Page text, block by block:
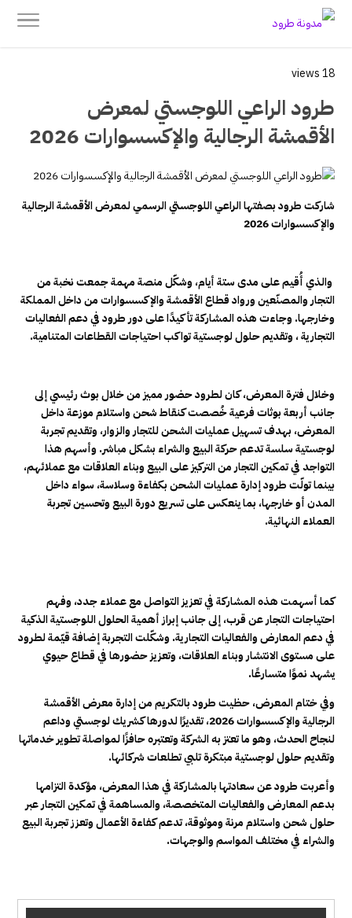
18 views
طرود الراعي اللوجستي لمعرض
الأقمشة الرجالية والإكسسوارات 2026
شاركت طرود بصفتها الراعي اللوجستي الرسمي لمعرض الأقمشة الرجالية
والإكسسوارات 2026
والذي أُقيم على مدى ستة أيام، وشكّل منصة مهمة جمعت نخبة من
التجار والمصنّعين ورواد قطاع الأقمشة والإكسسوارات من داخل المملكة
وخارجها. وجاءت هذه المشاركة تأكيدًا على دور طرود في دعم الفعاليات
التجارية ، وتقديم حلول لوجستية تواكب احتياجات القطاعات المتنامية.
وخلال فترة المعرض، كان لطرود حضور مميز من خلال بوث رئيسي إلى
جانب أربعة بوثات فرعية خُصصت كنقاط شحن واستلام موزعة داخل
المعرض، بهدف تسهيل عمليات الشحن للتجار والزوار، وتقديم تجربة
لوجستية سلسة تدعم حركة البيع والشراء بشكل مباشر. وأسهم هذا
التواجد في تمكين التجار من التركيز على البيع وبناء العلاقات مع عملائهم،
بينما تولّت طرود إدارة عمليات الشحن بكفاءة وسلاسة، سواء داخل
المدن أو خارجها، بما ينعكس على تسريع دورة البيع وتحسين تجربة
العملاء النهائية.
كما أسهمت هذه المشاركة في تعزيز التواصل مع عملاء جدد، وفهم
احتياجات التجار عن قرب، إلى جانب إبراز أهمية الحلول اللوجستية الذكية
في دعم المعارض والفعاليات التجارية. وشكّلت التجربة إضافة قيّمة لطرود
على مستوى الانتشار وبناء العلاقات، وتعزيز حضورها في قطاع حيوي
يشهد نموًا متسارعًا.
وفي ختام المعرض، حظيت طرود بالتكريم من إدارة معرض الأقمشة
الرجالية والإكسسوارات 2026، تقديرًا لدورها كشريك لوجستي وداعم
لنجاح الحدث، وهو ما تعتز به الشركة وتعتبره حافزًا لمواصلة تطوير خدماتها
وتقديم حلول لوجستية مبتكرة تلبي تطلعات شركائها.
وأعربت طرود عن سعادتها بالمشاركة في هذا المعرض، مؤكدة التزامها
بدعم المعارض والفعاليات المتخصصة، والمساهمة في تمكين التجار عبر
حلول شحن واستلام مرنة وموثوقة، تدعم كفاءة الأعمال وتعزز تجربة البيع
والشراء في مختلف المواسم والوجهات.